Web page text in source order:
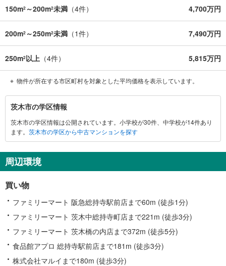
150m2 ～200m2未満 （4件） 4,700万円
200m2 ～250m2未満 （1件） 7,490万円
250m2以上 （4件） 5,815万円
物件が所在する市区町村を対象とした平均価格を表示しています。
茨
木
市
に
す
る
報
茨木市の学区情報
茨木市の学区情報は公開されています。小学校が30件、中学校が14件あり
ます。 茨木市の学区から中古マンションを探す
周辺環境
買い物
ファミリーマート 阪急総持寺駅前店まで60m (徒歩1分)
ファミリーマート 茨木中総持寺町店まで221m (徒歩3分)
ファミリーマート 茨木橋の内店まで372m (徒歩5分)
食品館アプロ 総持寺駅前店まで181m (徒歩3分)
株式会社マルイまで180m (徒歩3分)